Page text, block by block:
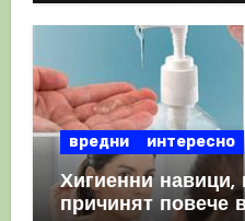
вредни интересно
Хигиенни навици,
причинят повече